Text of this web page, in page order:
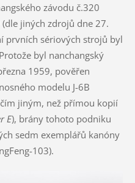
závodu č.320
jiných zdrojů dne 27.
prvních sériových strojů byl
byl nanchangský
1959, pověřen
modelu J-6B
jiným, než přímou kopií
E), brány tohoto podniku
sedm exemplářů kanóny
103).